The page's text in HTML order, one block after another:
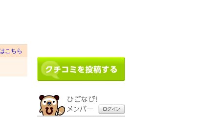
こちら